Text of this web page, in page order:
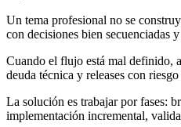
Un tema profesional no se
con decisiones bien secuenciadas
Cuando el flujo está mal definido,
deuda técnica y releases con
La solución es trabajar por fases:
implementación incremental,